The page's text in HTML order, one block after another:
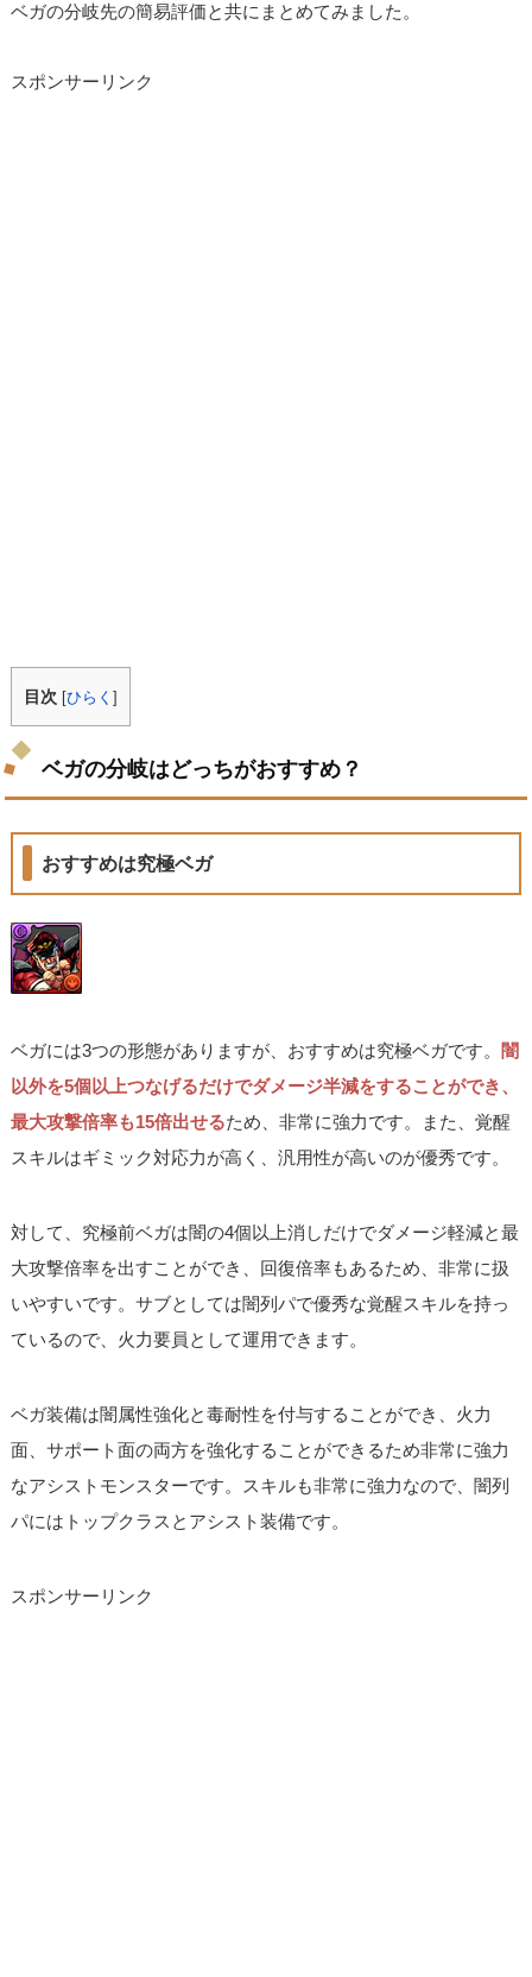
ベガの分岐先の簡易評価と共にまとめてみました。
スポンサーリンク
目次 [ひらく]
ベガの分岐はどっちがおすすめ？
おすすめは究極ベガ
ベガには3つの形態がありますが、おすすめは究極ベガです。 闇
以外を5個以上つなげるだけでダメージ半減をすることができ、
最大攻撃倍率も15倍出せるため、非常に強力です。また、覚醒
スキルはギミック対応力が高く、汎用性が高いのが優秀です。
対して、究極前ベガは闇の4個以上消しだけでダメージ軽減と最
大攻撃倍率を出すことができ、回復倍率もあるため、非常に扱
いやすいです。サブとしては闇列パで優秀な覚醒スキルを持っ
ているので、火力要員として運用できます。
ベガ装備は闇属性強化と毒耐性を付与することができ、火力
面、サポート面の両方を強化することができるため非常に強力
なアシストモンスターです。スキルも非常に強力なので、闇列
パにはトップクラスとアシスト装備です。
スポンサーリンク